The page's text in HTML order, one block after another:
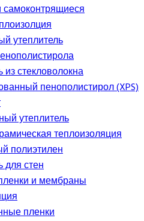
самоконтрящиеся
утеплитель
из стекловолокна
пенополистирол (XPS)
утеплитель
теплоизоляция
полиэтилен
для стен
и мембраны
пленки